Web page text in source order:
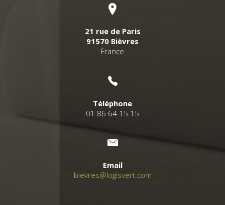
21 rue de Paris
91570 Bièvres
France
Téléphone
01 86 64 15 15
Email
bievres@logisvert.com